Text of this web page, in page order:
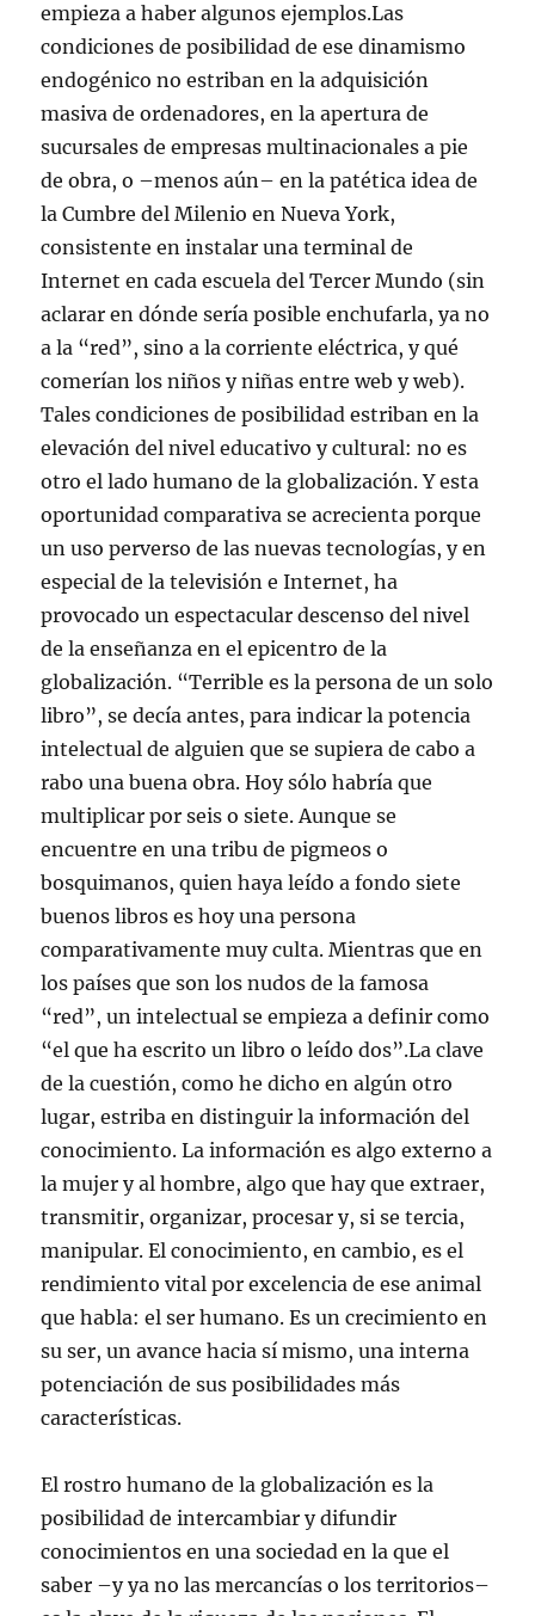
empieza a haber algunos ejemplos.Las
condiciones de posibilidad de ese dinamismo
endogénico no estriban en la adquisición
masiva de ordenadores, en la apertura de
sucursales de empresas multinacionales a pie
de obra, o –menos aún– en la patética idea de
la Cumbre del Milenio en Nueva York,
consistente en instalar una terminal de
Internet en cada escuela del Tercer Mundo (sin
aclarar en dónde sería posible enchufarla, ya no
a la “red”, sino a la corriente eléctrica, y qué
comerían los niños y niñas entre web y web).
Tales condiciones de posibilidad estriban en la
elevación del nivel educativo y cultural: no es
otro el lado humano de la globalización. Y esta
oportunidad comparativa se acrecienta porque
un uso perverso de las nuevas tecnologías, y en
especial de la televisión e Internet, ha
provocado un espectacular descenso del nivel
de la enseñanza en el epicentro de la
globalización. “Terrible es la persona de un solo
libro”, se decía antes, para indicar la potencia
intelectual de alguien que se supiera de cabo a
rabo una buena obra. Hoy sólo habría que
multiplicar por seis o siete. Aunque se
encuentre en una tribu de pigmeos o
bosquimanos, quien haya leído a fondo siete
buenos libros es hoy una persona
comparativamente muy culta. Mientras que en
los países que son los nudos de la famosa
“red”, un intelectual se empieza a definir como
“el que ha escrito un libro o leído dos”.La clave
de la cuestión, como he dicho en algún otro
lugar, estriba en distinguir la información del
conocimiento. La información es algo externo a
la mujer y al hombre, algo que hay que extraer,
transmitir, organizar, procesar y, si se tercia,
manipular. El conocimiento, en cambio, es el
rendimiento vital por excelencia de ese animal
que habla: el ser humano. Es un crecimiento en
su ser, un avance hacia sí mismo, una interna
potenciación de sus posibilidades más
características.
El rostro humano de la globalización es la
posibilidad de intercambiar y difundir
conocimientos en una sociedad en la que el
saber –y ya no las mercancías o los territorios–